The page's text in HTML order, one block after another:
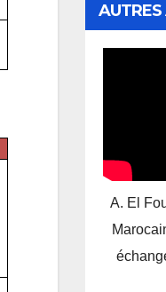
A. El